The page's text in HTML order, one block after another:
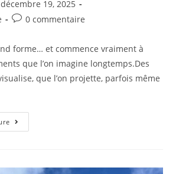
décembre 19, 2025
0 commentaire
forme… et commence vraiment à
que l’on imagine longtemps.Des
que l’on projette, parfois même